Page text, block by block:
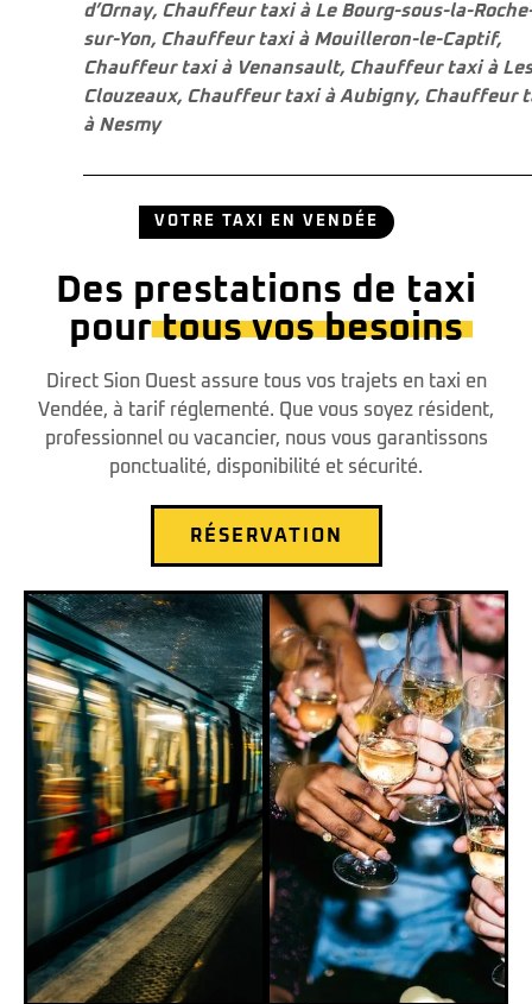
d’Ornay, Chauffeur taxi à Le Bourg-sous-la-
sur-Yon, Chauffeur taxi à Mouilleron-le-Captif,
Chauffeur taxi à Venansault, Chauffeur taxi à Les
Clouzeaux, Chauffeur taxi à Aubigny, Chauffeur
à Nesmy
VOTRE TAXI EN VENDÉE
Des prestations de taxi
pour tous vos besoins
Direct Sion Ouest assure tous vos trajets en taxi en
Vendée, à tarif réglementé. Que vous soyez résident,
professionnel ou vacancier, nous vous garantissons
ponctualité, disponibilité et sécurité.
RÉSERVATION